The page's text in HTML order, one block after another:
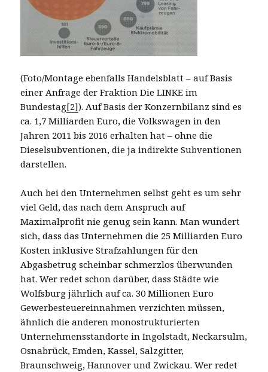
(Foto/Montage ebenfalls Handelsblatt – auf Basis
einer Anfrage der Fraktion Die LINKE im
Bundestag[2]). Auf Basis der Konzernbilanz sind es
ca. 1,7 Milliarden Euro, die Volkswagen in den
Jahren 2011 bis 2016 erhalten hat – ohne die
Dieselsubventionen, die ja indirekte Subventionen
darstellen.
Auch bei den Unternehmen selbst geht es um sehr
viel Geld, das nach dem Anspruch auf
Maximalprofit nie genug sein kann. Man wundert
sich, dass das Unternehmen die 25 Milliarden Euro
Kosten inklusive Strafzahlungen für den
Abgasbetrug scheinbar schmerzlos überwunden
hat. Wer redet schon darüber, dass Städte wie
Wolfsburg jährlich auf ca. 30 Millionen Euro
Gewerbesteuereinnahmen verzichten müssen,
ähnlich die anderen monostrukturierten
Unternehmensstandorte in Ingolstadt, Neckarsulm,
Osnabrück, Emden, Kassel, Salzgitter,
Braunschweig, Hannover und Zwickau. Wer redet